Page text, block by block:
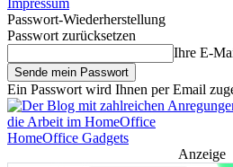
Impressum
Passwort-Wiederherstellung
Passwort zurücksetzen
Ihre E-
Ein Passwort wird Ihnen per Email
HomeOffice Gadgets
Anzeige